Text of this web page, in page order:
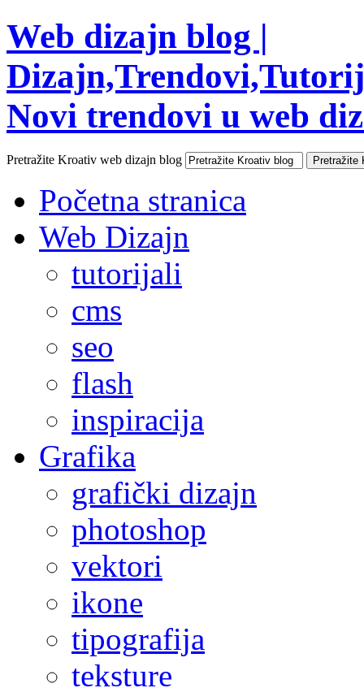
Web dizajn blog |
Novi trendovi u web
Pretražite Kroativ web dizajn blog
Početna stranica
Web Dizajn
tutorijali
cms
seo
flash
inspiracija
Grafika
grafički dizajn
photoshop
vektori
ikone
tipografija
teksture